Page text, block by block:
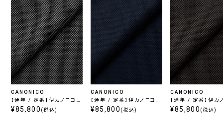
CANONICO
【通年 / 定番】伊カノニコ
スーパー110's / グレー
¥85,800 (税込)
CANONICO
【通年 / 定番】伊カノニコ
スーパー110's / ブルー
¥85,800 (税込)
CANONICO
【通年 / 定番】伊カ
スーパー110's / ブ
¥85,800 (税込)